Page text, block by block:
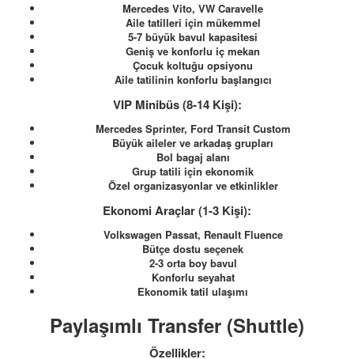
Mercedes Vito, VW Caravelle
Aile tatilleri için mükemmel
5-7 büyük bavul kapasitesi
Geniş ve konforlu iç mekan
Çocuk koltuğu opsiyonu
Aile tatilinin konforlu başlangıcı
VIP Minibüs (8-14 Kişi):
Mercedes Sprinter, Ford Transit Custom
Büyük aileler ve arkadaş grupları
Bol bagaj alanı
Grup tatili için ekonomik
Özel organizasyonlar ve etkinlikler
Ekonomi Araçlar (1-3 Kişi):
Volkswagen Passat, Renault Fluence
Bütçe dostu seçenek
2-3 orta boy bavul
Konforlu seyahat
Ekonomik tatil ulaşımı
Paylaşımlı Transfer (Shuttle)
Özellikler: